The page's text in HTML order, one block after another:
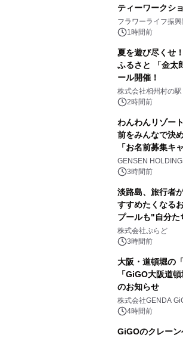
ティーワークシ
山・射水で開催
フラワーライフ振
1時間前
夏を遊び尽くせ
ふるさと 「金太
ール開催！
株式会社相州村の駅
2時間前
わんわんリゾー
前をみんなで決
「お名前募集キ
(土)より開催
GENSEN
3時間前
淡路島、旅行者
すすめたくなる
プールも"自分
日1組限定「岩屋
森」の握り寿司プ
株式会社ぷらど
3時間前
大阪・道頓堀の
「GiGO大阪道
のお知らせ
株式会社GENDA
4時間前
GiGOのクレー